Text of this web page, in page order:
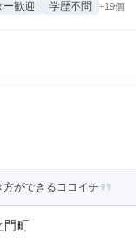
ー歓迎 学歴不問 +19個
ができるココイチ
門町